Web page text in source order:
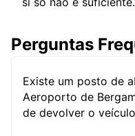
Perguntas
Existe um posto de
Aeroporto de
de devolver o